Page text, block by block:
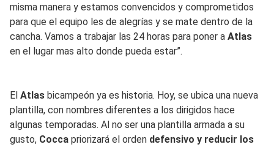
misma manera y estamos convencidos y comprometidos
para que el equipo les de alegrías y se mate dentro de la
cancha. Vamos a trabajar las 24 horas para poner a Atlas
en el lugar mas alto donde pueda estar”.
El Atlas bicampeón ya es historia. Hoy, se ubica una nueva
plantilla, con nombres diferentes a los dirigidos hace
algunas temporadas. Al no ser una plantilla armada a su
gusto, Cocca priorizará el orden defensivo y reducir los